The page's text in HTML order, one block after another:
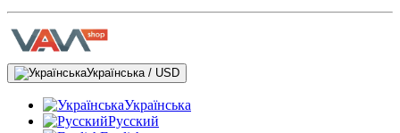
Українська / USD
Українська
Русский